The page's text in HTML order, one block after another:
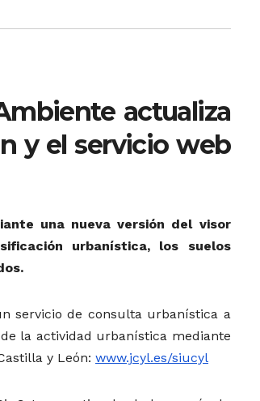
actualiza
y el servicio web
una nueva versión del visor
urbanística, los suelos
servicio de consulta urbanística a
la actividad urbanística mediante
y León: www.jcyl.es/siucyl